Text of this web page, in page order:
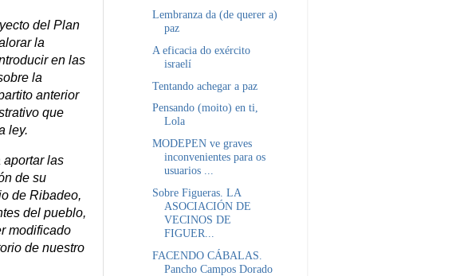
del Plan
la
en las
la
anterior
que
ley.
aportar las
de su
de Ribadeo,
del pueblo,
modificado
de nuestro
Lembranza da (de querer a)
paz
A eficacia do exército
israelí
Tentando achegar a paz
Pensando (moito) en ti,
Lola
MODEPEN ve graves
inconvenientes para os
usuarios ...
Sobre Figueras. LA
ASOCIACIÓN DE
VECINOS DE
FIGUER...
FACENDO CÁBALAS.
Pancho Campos Dorado